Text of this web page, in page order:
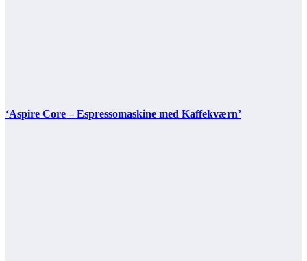
‘Aspire Core – Espressomaskine med Kaffekværn’